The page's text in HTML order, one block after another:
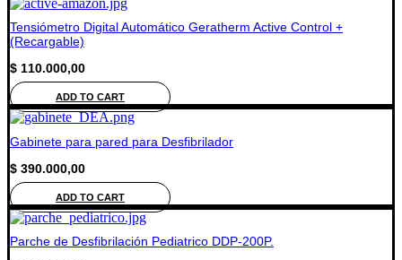
Tensiómetro Digital Automático Geratherm Active Control +
(Recargable)
$ 110.000,00
ADD TO CART
Gabinete para pared para Desfibrilador
$ 390.000,00
ADD TO CART
Parche de Desfibrilación Pediatrico DDP-200P.